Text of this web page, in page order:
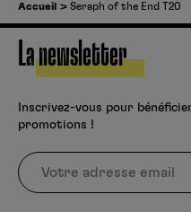
Accueil Seraph of the End T20
La newsletter
Inscrivez-vous pour
promotions !